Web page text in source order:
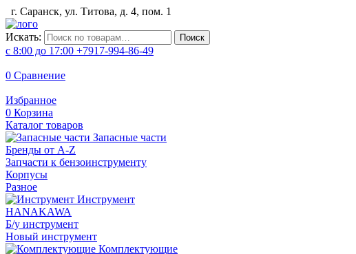
г. Саранск, ул. Титова, д. 4, пом. 1
Искать: Поиск
с 8:00 до 17:00 +7917-994-86-49
0 Сравнение
Избранное
0 Корзина
Каталог товаров
Запасные части
Бренды от A-Z
Запчасти к бензоинструменту
Корпусы
Разное
Инструмент
HANAKAWA
Б/у инструмент
Новый инструмент
Комплектующие